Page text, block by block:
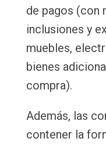
de pagos (con
inclusiones y
muebles,
bienes
compra).
Además, las
contener la